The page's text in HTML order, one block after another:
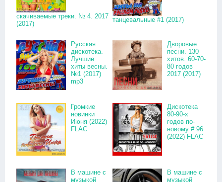
скачиваемые треки. № 4. 2017
(2017)
танцевальные #1 (2017)
Русская
дискотека.
Лучшие
хиты весны.
№1 (2017)
mp3
Дворовые
песни. 130
хитов. 60-70-
80 годов
2017 (2017)
Громкие
новинки
Июня (2022)
FLAC
Дискотека
80-90-х
годов по-
новому # 96
(2022) FLAC
В машине с
музыкой
В машине с
музыкой